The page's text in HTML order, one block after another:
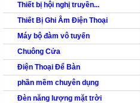
Thiết bị hội nghị truyền...
Thiết Bị Ghi Âm Điện Thoại
Máy bộ đàm vô tuyến
Chuông Cửa
Điện Thoại Để Bàn
phần mềm chuyên dụng
Đèn năng lượng mặt trời